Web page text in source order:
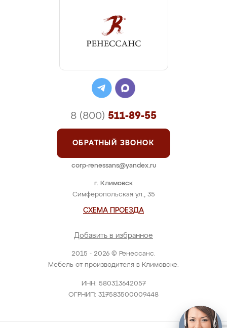
2015 - 2026 © Ренессанс.
Мебель от производителя в Климовске.
ИНН: 580313642057
ОГРНИП: 317583500009448
г. Климовск
Симферопольская ул., 35
СХЕМА ПРОЕЗДА
Добавить в избранное
8 (800) 511-89-55
ОБРАТНЫЙ ЗВОНОК
corp-renessans@yandex.ru